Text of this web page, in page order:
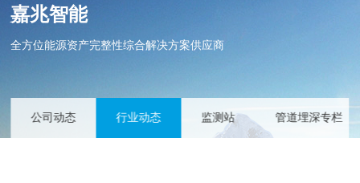
嘉兆智能
全方位能源资产完整性综合解决方案供应商
公司动态 行业动态 监测站 管道埋深专栏